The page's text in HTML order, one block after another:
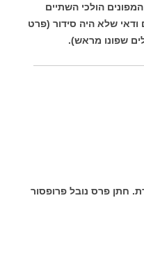
הולכי השתיים
ודאי שלא היה סידור (פרט
שפונו מראש).
חתן פרס נובל פרופסור